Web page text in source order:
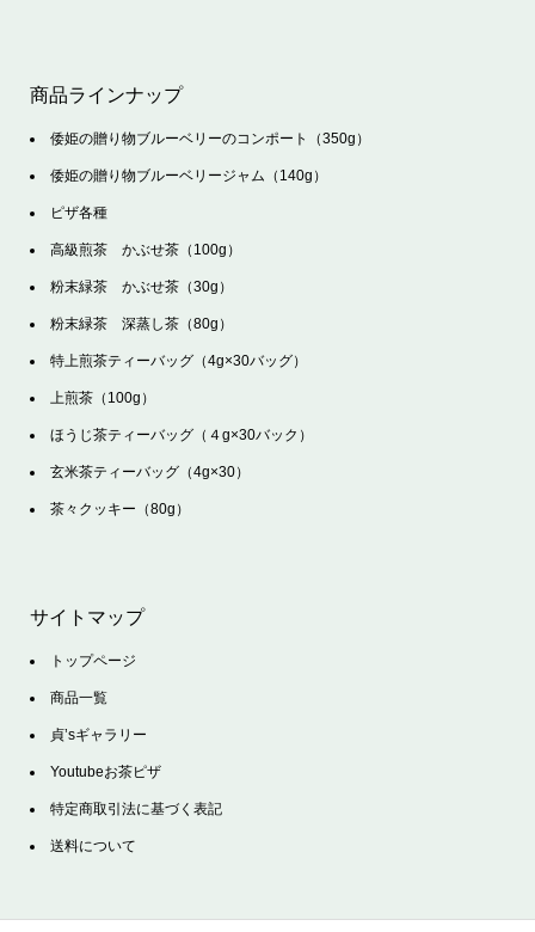
商品ラインナップ
倭姫の贈り物ブルーベリーのコンポート（350g）
倭姫の贈り物ブルーベリージャム（140g）
ピザ各種
高級煎茶 かぶせ茶（100g）
粉末緑茶 かぶせ茶（30g）
粉末緑茶 深蒸し茶（80g）
特上煎茶ティーバッグ（4g×30バッグ）
上煎茶（100g）
ほうじ茶ティーバッグ（４g×30バック）
玄米茶ティーバッグ（4g×30）
茶々クッキー（80g）
サイトマップ
トップページ
商品一覧
貞’sギャラリー
Youtubeお茶ピザ
特定商取引法に基づく表記
送料について